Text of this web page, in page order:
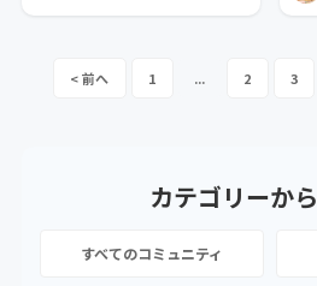
1 ... 2 3
カテゴリーから
すべてのコミュニティ